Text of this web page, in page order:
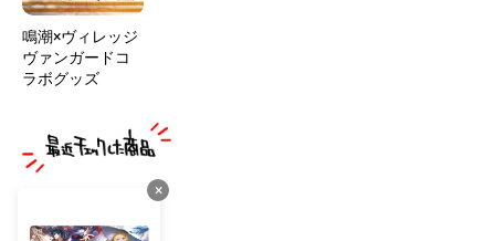
鳴潮×ヴィレッジ
ヴァンガードコ
ラボグッズ
×